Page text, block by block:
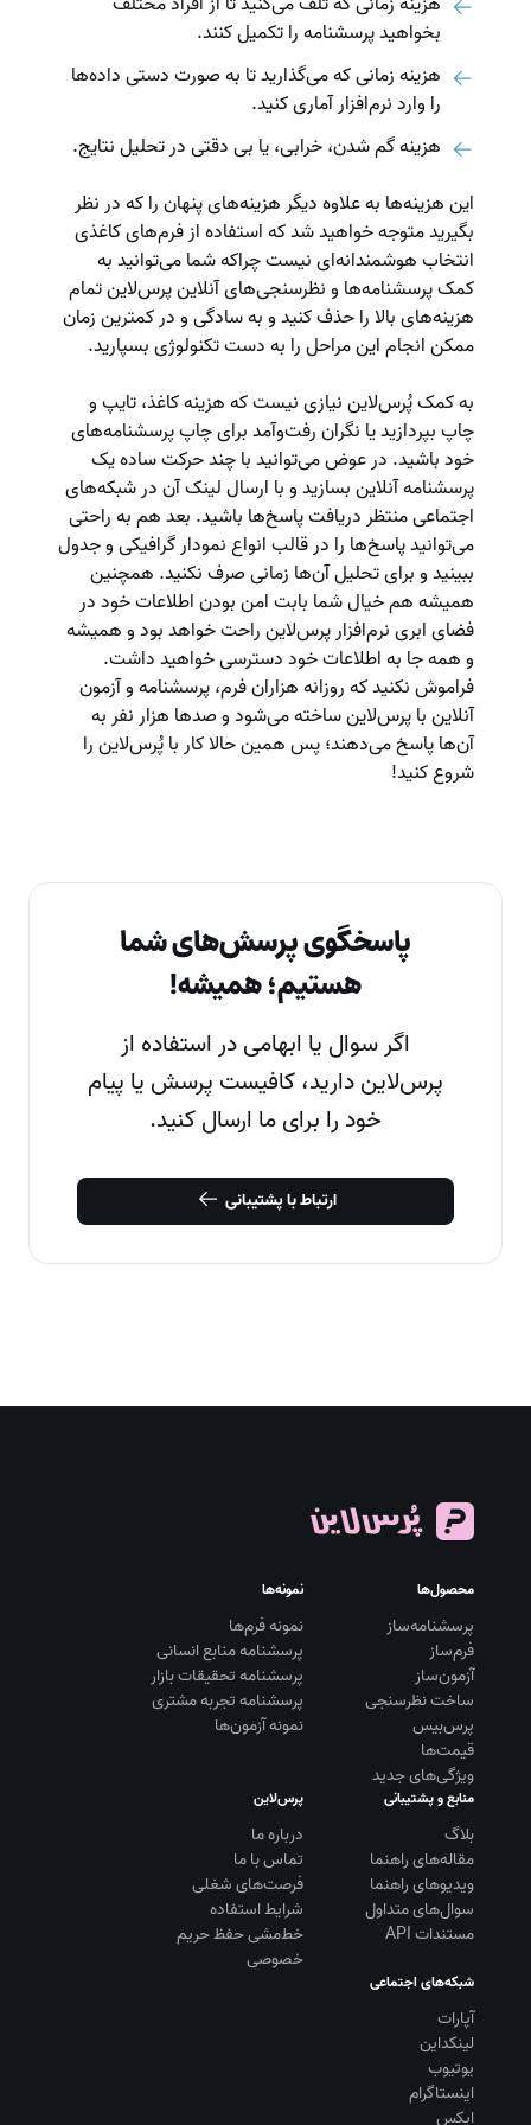
بخواهید پرسشنامه را تکمیل کنند.
هزینه زمانی که می‌گذارید تا به صورت دستی داده‌ها
را وارد نرم‌افزار آماری کنید.
هزینه گم شدن، خرابی، یا بی دقتی در تحلیل نتایج.
این هزینه‌ها به علاوه دیگر هزینه‌های پنهان را که در نظر
بگیرید متوجه خواهید شد که استفاده از فرم‌های کاغذی
انتخاب هوشمندانه‌ای نیست چراکه شما می‌توانید به
کمک پرسشنامه‌ها و نظرسنجی‌های آنلاین پرس‌لاین تمام
هزینه‌های بالا را حذف کنید و به سادگی و در کمترین زمان
ممکن انجام این مراحل را به دست تکنولوژی بسپارید.
به کمک پُرس‌لاین نیازی نیست که هزینه کاغذ، تایپ و
چاپ بپردازید یا نگران رفت‌وآمد برای چاپ پرسشنامه‌های
خود باشید. در عوض می‌توانید با چند حرکت ساده یک
پرسشنامه آنلاین بسازید و با ارسال لینک آن در شبکه‌های
اجتماعی منتظر دریافت پاسخ‌ها باشید. بعد هم به راحتی
می‌توانید پاسخ‌ها را در قالب انواع نمودار گرافیکی و جدول
ببینید و برای تحلیل آن‌ها زمانی صرف نکنید. همچنین
همیشه هم خیال شما بابت امن بودن اطلاعات خود در
فضای ابری نرم‌افزار پرس‌لاین راحت خواهد بود و همیشه
و همه جا به اطلاعات خود دسترسی خواهید داشت.
فراموش نکنید که روزانه هزاران فرم، پرسشنامه و آزمون
آنلاین با پرس‌لاین ساخته می‌شود و صدها هزار نفر به
آن‌ها پاسخ می‌دهند؛ پس همین حالا کار با پُرس‌لاین را
شروع کنید!
پاسخگوی پرسش‌های شما
هستیم؛ همیشه!
اگر سوال یا ابهامی در استفاده از
پرس‌لاین دارید، کافیست پرسش یا پیام
خود را برای ما ارسال کنید.
ارتباط با پشتیبانی
محصول‌ها
پرسشنامه‌ساز
فرم‌ساز
آزمون‌ساز
ساخت نظرسنجی
پرس‌بیس
قیمت‌ها
ویژگی‌های جدید
نمونه‌ها
نمونه فرم‌ها
پرسشنامه منابع انسانی
پرسشنامه تحقیقات بازار
پرسشنامه تجربه مشتری
نمونه آزمون‌ها
منابع و پشتیبانی
بلاگ
مقاله‌های راهنما
ویديوهای راهنما
سوال‌های متداول
مستندات API
پرس‌لاین
درباره ما
تماس با ما
فرصت‌های شغلی
شرایط استفاده
خط‌مشی حفظ حریم
خصوصی
شبکه‌های اجتماعی
آپارات
لینکداین
یوتیوب
اینستاگرام
ایکس